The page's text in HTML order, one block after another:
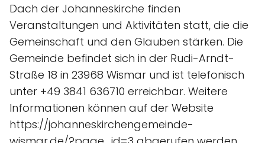
Dach der Johanneskirche finden
Veranstaltungen und Aktivitäten statt, die die
Gemeinschaft und den Glauben stärken. Die
Gemeinde befindet sich in der Rudi-Arndt-
Straße 18 in 23968 Wismar und ist telefonisch
unter +49 3841 636710 erreichbar. Weitere
Informationen können auf der Website
https://johanneskirchengemeinde-